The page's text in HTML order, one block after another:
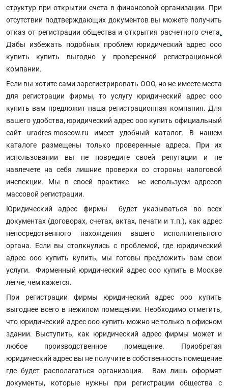
структур при открытии счета в финансовой организации. При
отсутствии подтверждающих документов вы можете получить
отказ от регистрации общества и открытия расчетного счета.
Дабы избежать подобных проблем юридический адрес ооо
купить купить выгодно у проверенной регистрационной
компании.
Если вы хотите сами зарегистрировать ООО, но не имеете места
для регистрации фирмы, то услугу юридический адрес ооо
купить вам предложит наша регистрационная компания. Для
вашего удобства, юридический адрес ооо купить официальный
сайт uradres-moscow.ru имеет удобный каталог. В нашем
каталоге размещены только проверенные адреса. При их
использовании вы не повредите своей репутации и не
навлечете на себя лишние проверки со стороны налоговой
инспекции. Мы в своей практике не используем адресов
массовой регистрации.
Юридический адрес фирмы будет указываться во всех
документах (договорах, счетах, актах, печати и т.п.), как адрес
непосредственного нахождения вашего исполнительного
органа. Если вы столкнулись с проблемой, где юридический
адрес ооо купить купить, мы готовы предложить вам свои
услуги. Фирменный юридический адрес ооо купить в Москве
легче, чем кажется.
При регистрации фирмы юридический адрес ооо купить
выгоднее всего в нежилом помещении. Необходимо отметить,
что юридический адрес ооо купить можно не только в офисном
здании. Выступить, как юридический адрес фирмы может и
любое производственное помещение. Приобретая
юридический адрес вы не получите в собственность помещение
где будет располагаться организация. Вам лишь оформят
документы, которые нужны при регистрации общества с